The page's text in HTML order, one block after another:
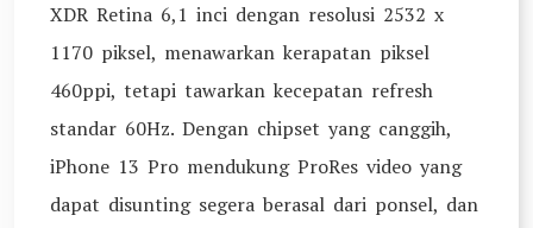
XDR Retina 6,1 inci dengan resolusi 2532 x
1170 piksel, menawarkan kerapatan piksel
460ppi, tetapi tawarkan kecepatan refresh
standar 60Hz. Dengan chipset yang canggih,
iPhone 13 Pro mendukung ProRes video yang
dapat disunting segera berasal dari ponsel, dan